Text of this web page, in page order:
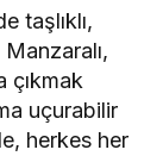
taşlıklı,
çıkmak
uçurabilir
herkes her